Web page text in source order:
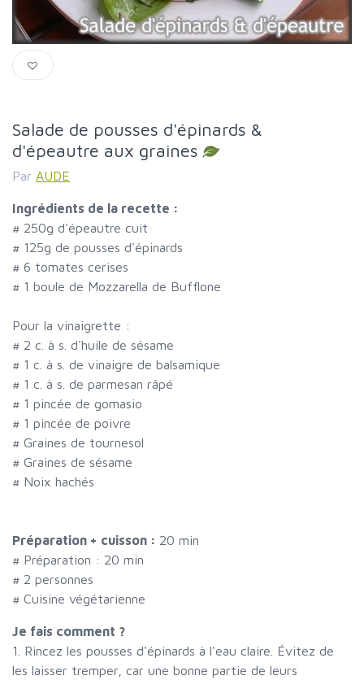
Salade de pousses d'épinards &
d'épeautre aux graines
Par AUDE
Ingrédients de la recette :
# 250g d'épeautre cuit
# 125g de pousses d'épinards
# 6 tomates cerises
# 1 boule de Mozzarella de Bufflone
Pour la vinaigrette :
# 2 c. à s. d'huile de sésame
# 1 c. à s. de vinaigre de balsamique
# 1 c. à s. de parmesan râpé
# 1 pincée de gomasio
# 1 pincée de poivre
# Graines de tournesol
# Graines de sésame
# Noix hachés
Préparation + cuisson : 20 min
# Préparation : 20 min
# 2 personnes
# Cuisine végétarienne
Je fais comment ?
1. Rincez les pousses d'épinards à l'eau claire. Évitez de
les laisser tremper, car une bonne partie de leurs